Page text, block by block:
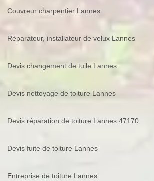
Couvreur charpentier Lannes
Réparateur, installateur de velux Lannes
Devis changement de tuile Lannes
Devis nettoyage de toiture Lannes
Devis réparation de toiture Lannes 47170
Devis fuite de toiture Lannes
Entreprise de toiture Lannes